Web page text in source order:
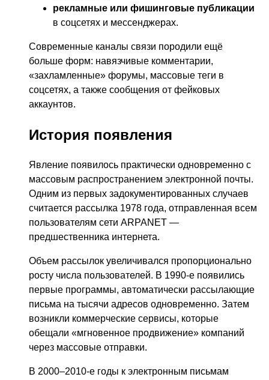
рекламные или фишинговые публикации
в соцсетях и мессенджерах.
Современные каналы связи породили ещё
больше форм: навязчивые комментарии,
«захламленные» форумы, массовые теги в
соцсетях, а также сообщения от фейковых
аккаунтов.
История появления
Явление появилось практически одновременно с
массовым распространением электронной почты.
Одним из первых задокументированных случаев
считается рассылка 1978 года, отправленная всем
пользователям сети ARPANET —
предшественника интернета.
Объем рассылок увеличивался пропорционально
росту числа пользователей. В 1990-е появились
первые программы, автоматически рассылающие
письма на тысячи адресов одновременно. Затем
возникли коммерческие сервисы, которые
обещали «мгновенное продвижение» компаний
через массовые отправки.
В 2000–2010-е годы к электронным письмам